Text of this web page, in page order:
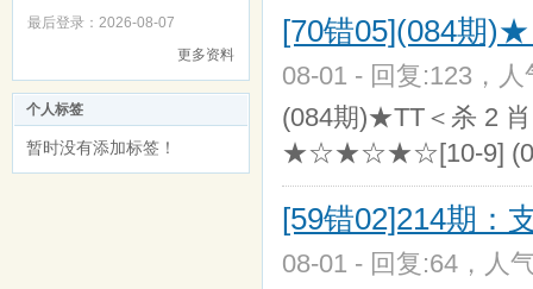
最后登录：2026-08-07
更多资料
个人标签
暂时没有添加标签！
[70错05](084期
08-01 - 回复:123，
(084期)★TT＜杀 2
★☆★☆★☆[10-9]
[59错02]214期：
08-01 - 回复:64，人